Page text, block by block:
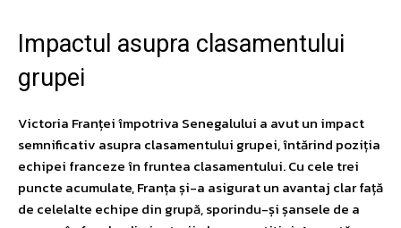
Impactul asupra clasamentului
grupei
Victoria Franței împotriva Senegalului a avut un impact
semnificativ asupra clasamentului grupei, întărind poziția
echipei franceze în fruntea clasamentului. Cu cele trei
puncte acumulate, Franța și-a asigurat un avantaj clar față
de celelalte echipe din grupă, sporindu-și șansele de a